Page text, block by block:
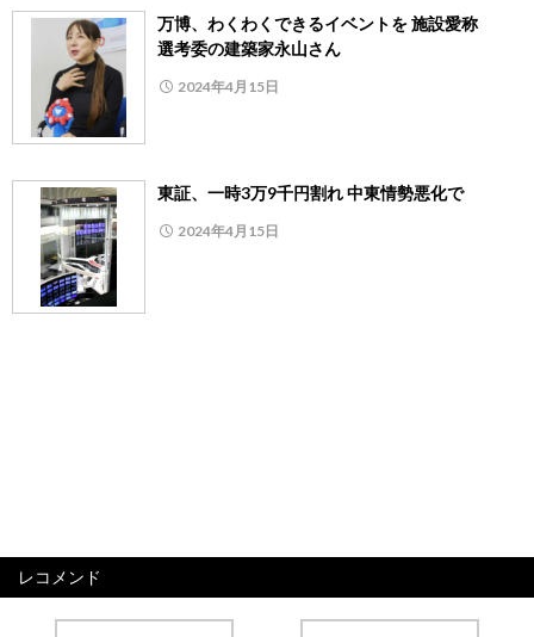
万博、わくわくできるイベントを 施設愛称
選考委の建築家永山さん
2024年4月15日
東証、一時3万9千円割れ 中東情勢悪化で
2024年4月15日
レコメンド